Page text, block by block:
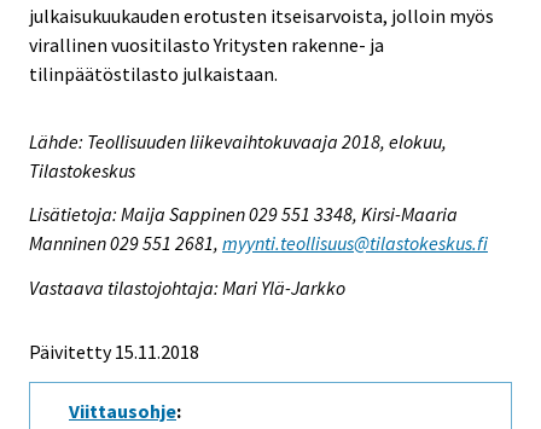
julkaisukuukauden erotusten itseisarvoista, jolloin myös
virallinen vuositilasto Yritysten rakenne- ja
tilinpäätöstilasto julkaistaan.
Lähde: Teollisuuden liikevaihtokuvaaja 2018, elokuu,
Tilastokeskus
Lisätietoja: Maija Sappinen 029 551 3348, Kirsi-Maaria
Manninen 029 551 2681, myynti.teollisuus@tilastokeskus.fi
Vastaava tilastojohtaja: Mari Ylä-Jarkko
Päivitetty 15.11.2018
Viittausohje: